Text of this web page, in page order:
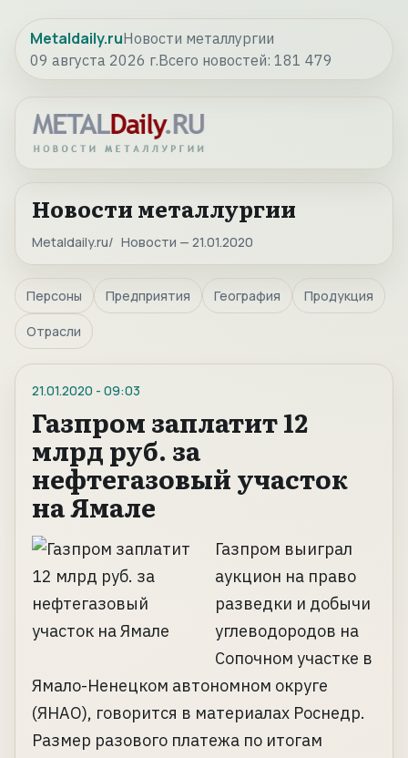
Metaldaily.ruНовости металлургии
09 августа 2026 г.Всего новостей: 181 479
Новости металлургии
Metaldaily.ru Новости — 21.01.2020
Персоны Предприятия География Продукция
Отрасли
21.01.2020 - 09:03
Газпром заплатит 12
млрд руб. за
нефтегазовый участок
на Ямале
Газпром выиграл
аукцион на право
разведки и добычи
углеводородов на
Сопочном участке в
Ямало-Ненецком автономном округе
(ЯНАО), говорится в материалах Роснедр.
Размер разового платежа по итогам